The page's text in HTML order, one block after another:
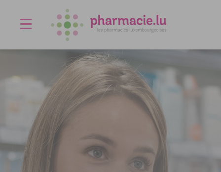
Agenda
À propos
Contact